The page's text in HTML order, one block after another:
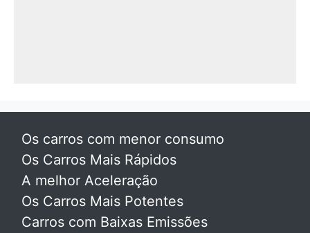
Os carros com menor consumo
Os Carros Mais Rápidos
A melhor Aceleração
Os Carros Mais Potentes
Carros com Baixas Emissões